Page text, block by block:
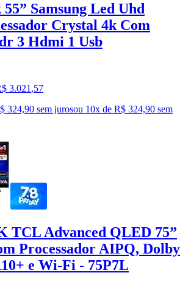
Samsung Led Uhd
Crystal 4k Com
3 Hdmi 1 Usb
3.021 ,57
324,90 sem jurosou 10x de R$ 324,90 sem
TCL Advanced QLED 75”
Processador AIPQ, Dolby
e Wi-Fi - 75P7L